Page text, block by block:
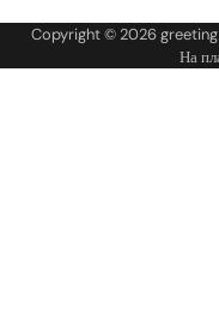
Copyright © 2026
На